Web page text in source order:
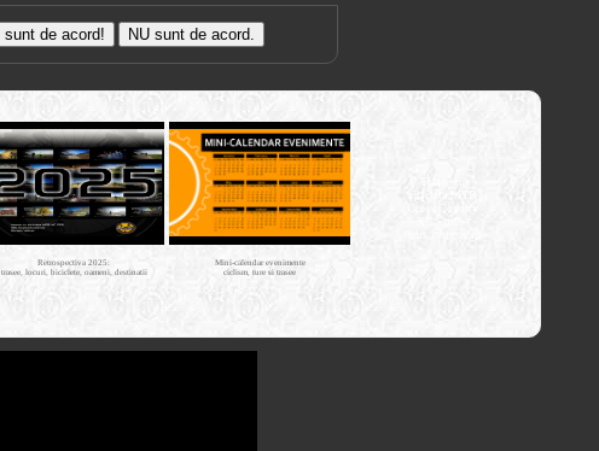
Retrospectiva 2025:
trasee, locuri, biciclete, oameni, destinatii
Mini-calendar evenimente
ciclism, ture si trasee
bicicleta MTB